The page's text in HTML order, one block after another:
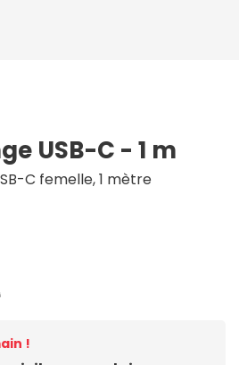
USB-C - 1 m
C femelle, 1 mètre
!